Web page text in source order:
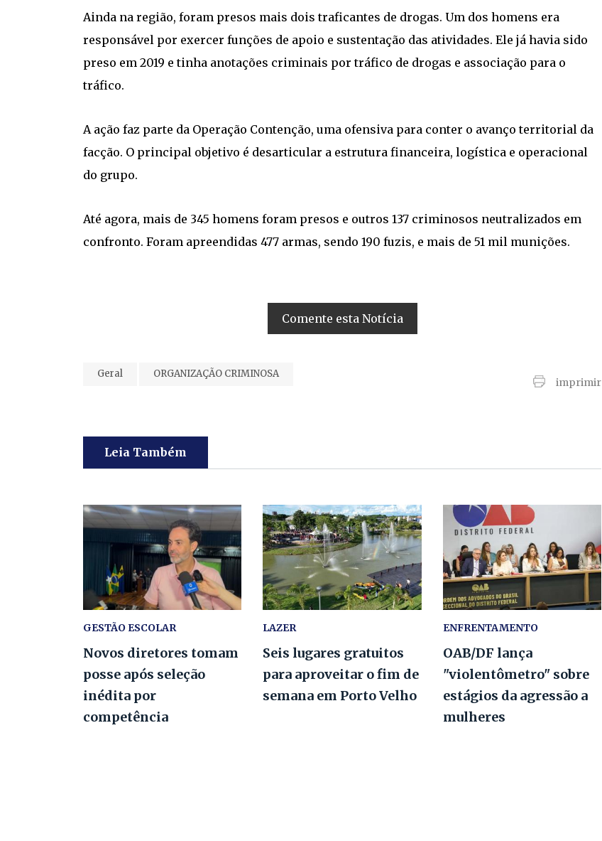
Ainda na região, foram presos mais dois traficantes de drogas. Um dos homens era
responsável por exercer funções de apoio e sustentação das atividades. Ele já havia sido
preso em 2019 e tinha anotações criminais por tráfico de drogas e associação para o
tráfico.
A ação faz parte da Operação Contenção, uma ofensiva para conter o avanço territorial da
facção. O principal objetivo é desarticular a estrutura financeira, logística e operacional
do grupo.
Até agora, mais de 345 homens foram presos e outros 137 criminosos neutralizados em
confronto. Foram apreendidas 477 armas, sendo 190 fuzis, e mais de 51 mil munições.
Comente esta Notícia
Geral ORGANIZAÇÃO CRIMINOSA
imprimir
Leia Também
GESTÃO ESCOLAR
Novos diretores tomam
posse após seleção
inédita por
competência
LAZER
Seis lugares gratuitos
para aproveitar o fim de
semana em Porto Velho
ENFRENTAMENTO
OAB/DF lança
"violentômetro" sobre
estágios da agressão a
mulheres